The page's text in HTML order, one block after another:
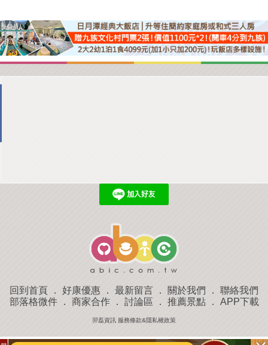
回到首頁 ． 好康優惠 ． 最新留言 ． 關於我們 ． 聯絡我們
部落格微件． 商家合作． 討論區 ． 推薦景點． APP下載
羿磊資訊 服務條款&隱私權政策